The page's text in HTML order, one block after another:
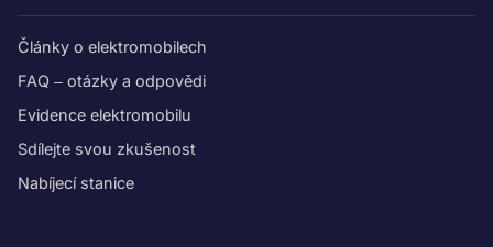
Články o elektromobilech
FAQ – otázky a odpovědi
Evidence elektromobilu
Sdílejte svou zkušenost
Nabíjecí stanice